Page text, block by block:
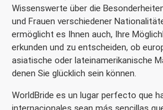
Wissenswerte über die
und Frauen verschiedener
ermöglicht es Ihnen auch, Ihre
erkunden und zu entscheiden, ob
asiatische oder lateinamerikanische
denen Sie glücklich sein können.
WorldBride es un lugar perfecto que